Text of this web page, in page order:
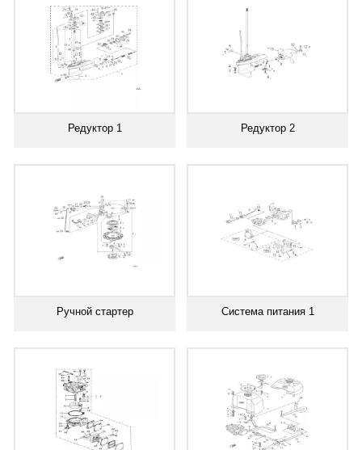
Редуктор 1 Редуктор 2
Ручной стартер Система питания 1